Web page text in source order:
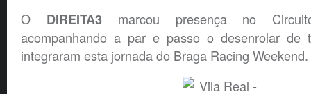
O DIREITA3 marcou presença no
acompanhando a par e passo o desenrolar de
integraram esta jornada do Braga Racing Weekend.